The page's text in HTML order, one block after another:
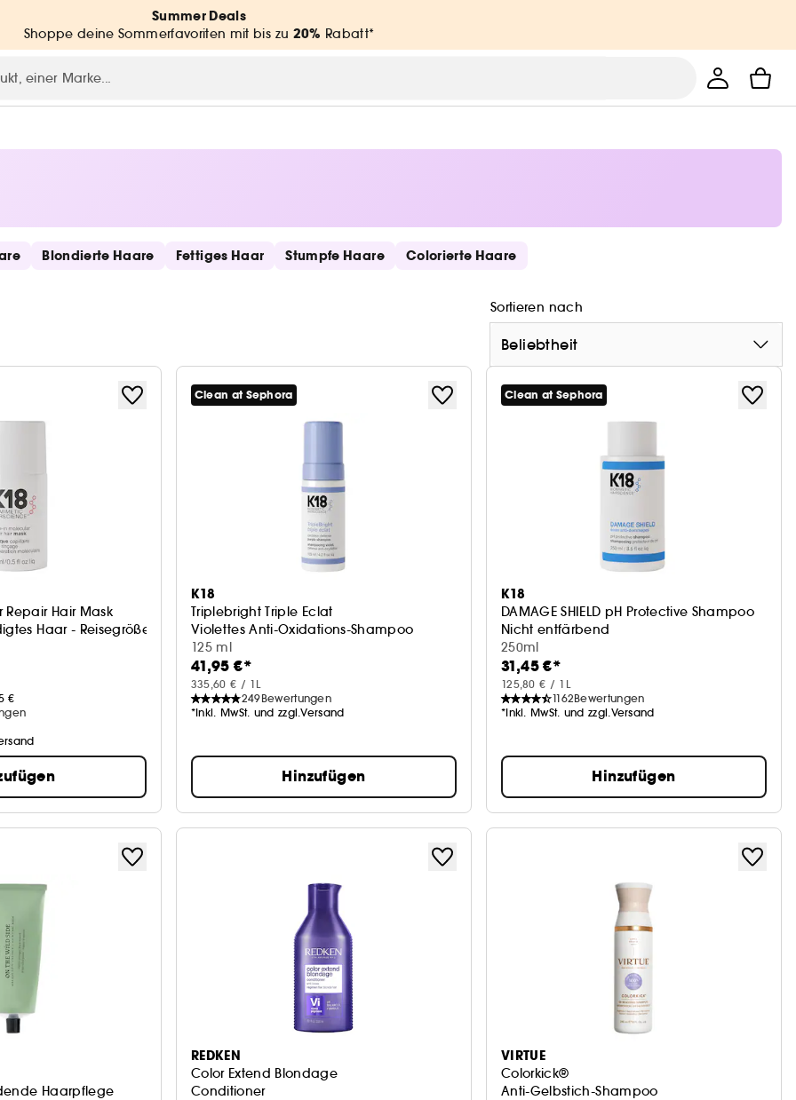
Summer Deals
Shoppe deine Sommerfavoriten mit bis zu 20% Rabatt*
Blondierte Haare Fettiges Haar Stumpfe Haare Colorierte Haare
Sortieren nach
Beliebtheit
Hair Mask
Haar - Reisegröße
€
Clean at Sephora
K18
Triplebright Triple Eclat
Violettes Anti-Oxidations-Shampoo
125 ml
41,95 €*
335,60 € / 1L
249Bewertungen
*Inkl. MwSt. und zzgl.Versand
Hinzufügen
Clean at Sephora
K18
DAMAGE SHIELD pH Protective Shampoo
Nicht entfärbend
250ml
31,45 €*
125,80 € / 1L
1162Bewertungen
*Inkl. MwSt. und zzgl.Versand
Hinzufügen
Haarpflege
REDKEN
Color Extend Blondage
Conditioner
VIRTUE
Colorkick®
Anti-Gelbstich-Shampoo